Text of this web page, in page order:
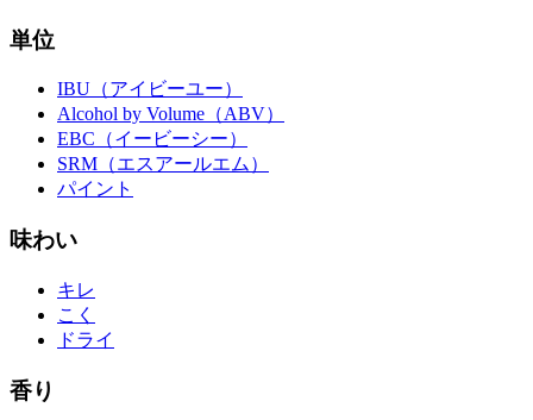
単位
IBU（アイビーユー）
Alcohol by Volume（ABV）
EBC（イービーシー）
SRM（エスアールエム）
パイント
味わい
キレ
こく
ドライ
香り